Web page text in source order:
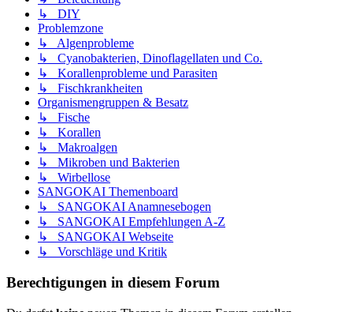
↳ DIY
Problemzone
↳ Algenprobleme
↳ Cyanobakterien, Dinoflagellaten und Co.
↳ Korallenprobleme und Parasiten
↳ Fischkrankheiten
Organismengruppen & Besatz
↳ Fische
↳ Korallen
↳ Makroalgen
↳ Mikroben und Bakterien
↳ Wirbellose
SANGOKAI Themenboard
↳ SANGOKAI Anamnesebogen
↳ SANGOKAI Empfehlungen A-Z
↳ SANGOKAI Webseite
↳ Vorschläge und Kritik
Berechtigungen in diesem Forum